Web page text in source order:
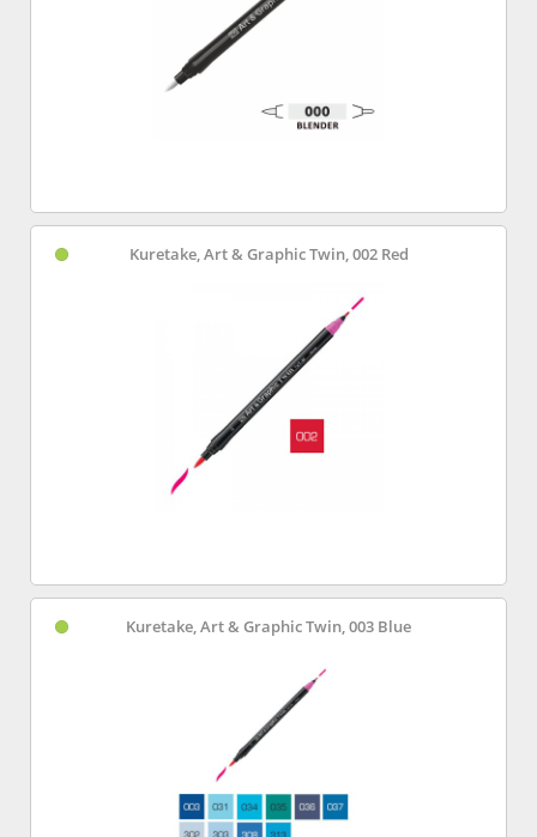
Kuretake, Art & Graphic Twin, 002 Red
Kuretake, Art & Graphic Twin, 003 Blue